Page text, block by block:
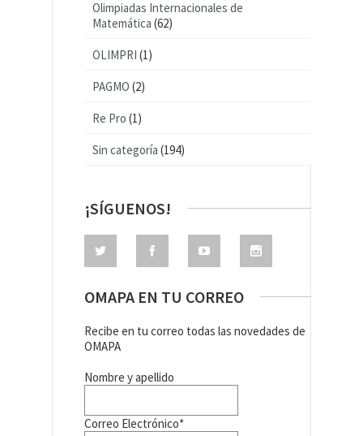
Olimpiadas Internacionales de
Matemática (62)
OLIMPRI (1)
PAGMO (2)
Re Pro (1)
Sin categoría (194)
¡SÍGUENOS!
OMAPA EN TU CORREO
Recibe en tu correo todas las novedades de
OMAPA
Nombre y apellido
Correo Electrónico*